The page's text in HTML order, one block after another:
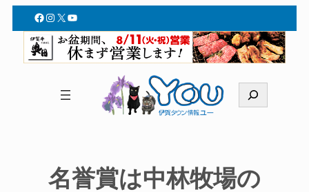
Facebook
Instagram
X YouTube
索
名誉賞は中林牧場の